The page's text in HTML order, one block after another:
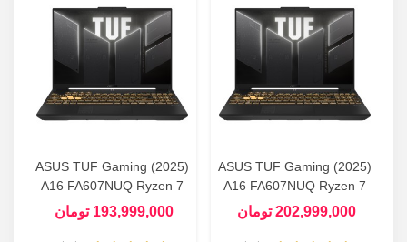
ASUS TUF Gaming (2025)
A16 FA607NUQ Ryzen 7
(170) - 16GB - 1TB SSD -
6GB (RTX 4050) Gaming
202,999,000 تومان
ASUS TUF Gaming (2025)
A16 FA607NUQ Ryzen 7
(170) - 16GB - 512GB SSD
- 6GB (RTX 4050) Gaming
193,999,000 تومان